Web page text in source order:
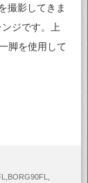
撮影してきま
ジです。上
脚を使用して
BORG90FL